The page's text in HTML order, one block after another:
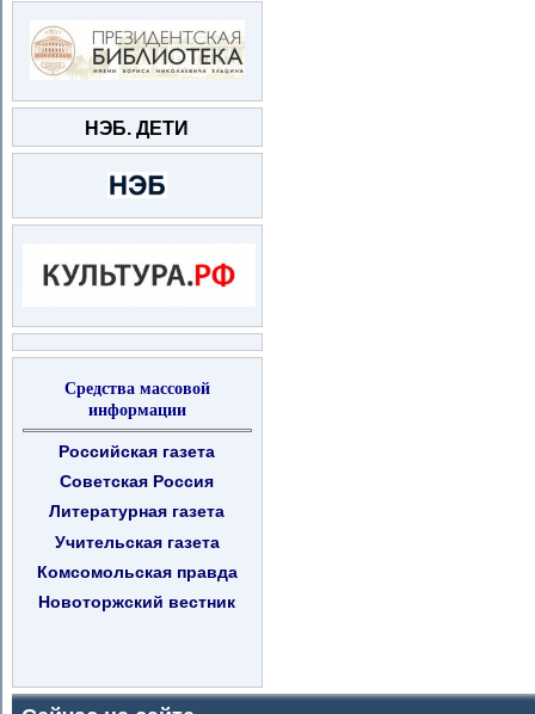
НЭБ. ДЕТИ
Средства массовой
информации
Российская газета
Советская Россия
Литературная газета
Учительская газета
Комсомольская правда
Новоторжский вестник